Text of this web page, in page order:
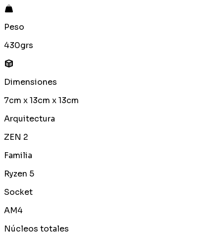
Peso
430grs
Dimensiones
7cm x 13cm x 13cm
Arquitectura
ZEN 2
Familia
Ryzen 5
Socket
AM4
Núcleos totales